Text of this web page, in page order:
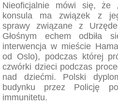
Nieoficjalnie mówi się, że
konsula ma związek z
sprawy związane z
Głośnym echem odbiła
interwencja w mieście
od Oslo), podczas której
czwórki dzieci podczas
nad dziećmi. Polski
budynku przez Policję
immunitetu.